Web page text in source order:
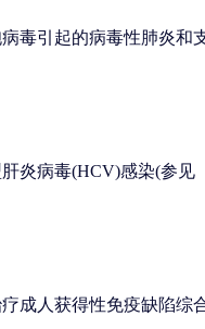
毒引起的病毒性肺炎和
炎病毒(HCV)感染(参
成人获得性免疫缺陷